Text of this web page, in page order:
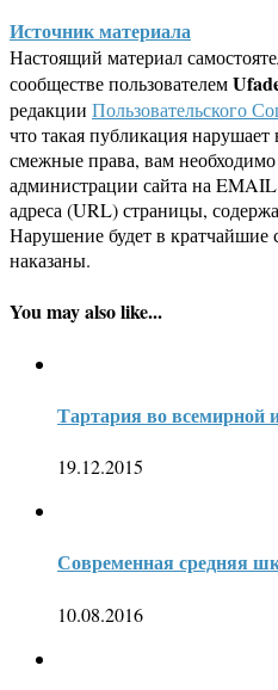
Источник материала
Настоящий материал
сообществе пользователем
редакции Пользовательского
что такая публикация
смежные права, вам
администрации сайта на EMAIL
адреса (URL) страницы,
Нарушение будет в кратчайшие
наказаны.
You may also like...
Тартария во всемирной
19.12.2015
Современная средняя
10.08.2016